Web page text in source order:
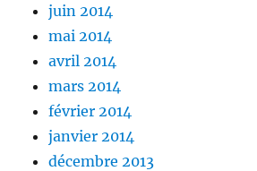
juin 2014
mai 2014
avril 2014
mars 2014
février 2014
janvier 2014
décembre 2013